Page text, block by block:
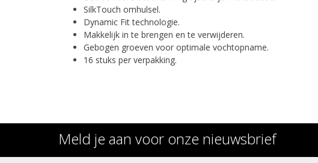
SilkTouch omhulsel.
Dynamic Fit technologie.
Makkelijk in te brengen en te verwijderen.
Gebogen groeven voor optimale vochtopname.
16 stuks per verpakking.
Meld je aan voor onze nieuwsbrief